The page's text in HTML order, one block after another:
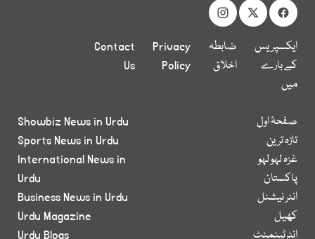
ایکسپریس
کے بارے
میں
ضابطہ
اخلاق
Privacy
Policy
Contact
Us
صفحۂ اول
تازہ ترین
غزہ لہو لہو
پاکستان
انٹر نیشنل
کھیل
انٹرٹینمنٹ
Showbiz News in Urdu
Sports News in Urdu
International News in
Urdu
Business News in Urdu
Urdu Magazine
Urdu Blogs